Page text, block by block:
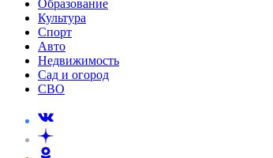
Образование
Культура
Спорт
Авто
Недвижимость
Сад и огород
СВО